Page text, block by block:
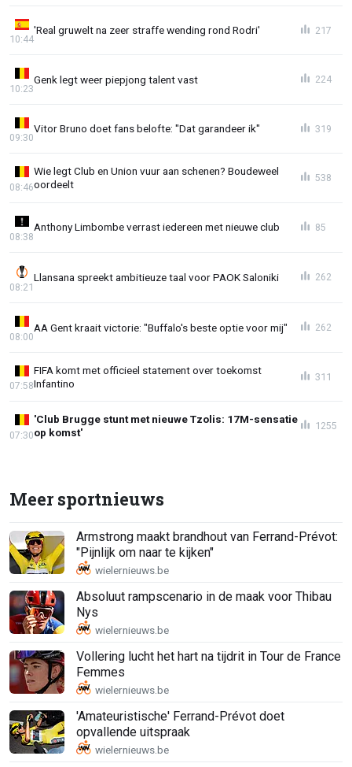
'Real gruwelt na zeer straffe wending rond Rodri'
10:44
217
Genk legt weer piepjong talent vast
10:23
224
Vitor Bruno doet fans belofte: "Dat garandeer ik"
09:30
319
Wie legt Club en Union vuur aan schenen? Boudeweel
oordeelt
08:46
538
Anthony Limbombe verrast iedereen met nieuwe club
08:38
85
Llansana spreekt ambitieuze taal voor PAOK Saloniki
08:21
262
AA Gent kraait victorie: "Buffalo's beste optie voor mij"
08:00
262
FIFA komt met officieel statement over toekomst
Infantino
07:58
311
'Club Brugge stunt met nieuwe Tzolis: 17M-sensatie
op komst'
07:30
1255
Meer sportnieuws
Armstrong maakt brandhout van Ferrand-Prévot:
"Pijnlijk om naar te kijken"
Absoluut rampscenario in de maak voor Thibau
Nys
Vollering lucht het hart na tijdrit in Tour de France
Femmes
'Amateuristische' Ferrand-Prévot doet
opvallende uitspraak